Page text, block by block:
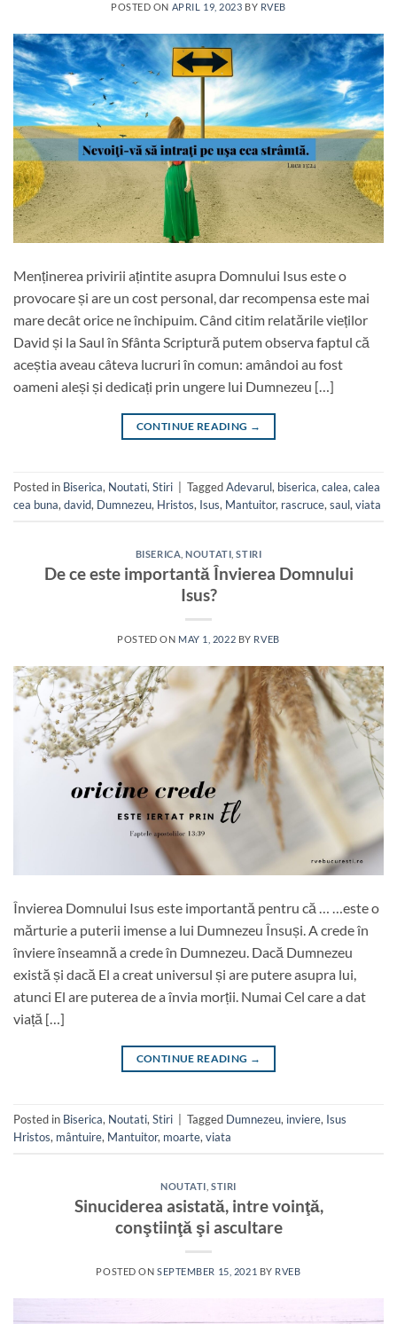
POSTED ON APRIL 19, 2023 BY RVEB
Menținerea privirii ațintite asupra Domnului Isus este o
provocare și are un cost personal, dar recompensa este mai
mare decât orice ne închipuim. Când citim relatările vieților
David și la Saul în Sfânta Scriptură putem observa faptul că
aceștia aveau câteva lucruri în comun: amândoi au fost
oameni aleși și dedicați prin ungere lui Dumnezeu […]
CONTINUE READING →
Posted in Biserica, Noutati, Stiri TaggedAdevarul, biserica, calea, calea
cea buna, david, Dumnezeu, Hristos, Isus, Mantuitor, rascruce, saul, viata
BISERICA ,NOUTATI ,STIRI
De ce este importantă Învierea Domnului
Isus?
POSTED ON MAY 1, 2022 BY RVEB
Învierea Domnului Isus este importantă pentru că … …este o
mărturie a puterii imense a lui Dumnezeu Însuși. A crede în
înviere înseamnă a crede în Dumnezeu. Dacă Dumnezeu
există și dacă El a creat universul și are putere asupra lui,
atunci El are puterea de a învia morții. Numai Cel care a dat
viață […]
CONTINUE READING →
Posted in Biserica, Noutati, Stiri Tagged Dumnezeu, inviere, Isus
Hristos, mântuire, Mantuitor, moarte, viata
NOUTATI ,STIRI
Sinuciderea asistată, intre voinţă,
conştiinţă şi ascultare
POSTED ON SEPTEMBER 15, 2021 BY RVEB